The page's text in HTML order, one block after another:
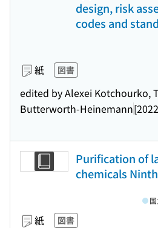
design, risk
codes and
紙 図書
edited by Alexei Kotchourko,
Butterworth-Heinemann
Purification of
chemicals
紙 図書